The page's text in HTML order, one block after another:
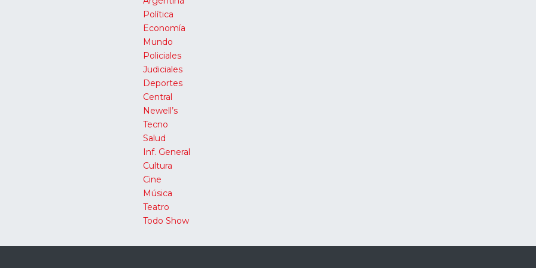
Política
Economía
Mundo
Policiales
Judiciales
Deportes
Central
Newell’s
Tecno
Salud
Inf. General
Cultura
Cine
Música
Teatro
Todo Show